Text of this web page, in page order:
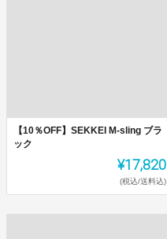
【10％OFF】SEKKEI M-sling ブラ
ック
¥17,820
(税込/送料込)